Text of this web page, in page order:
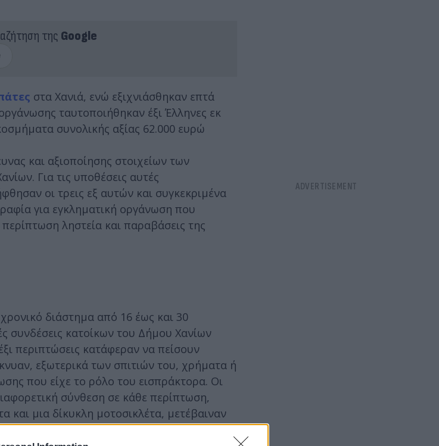
της Google
στα Χανιά, ενώ εξιχνιάσθηκαν επτά
ταυτοποιήθηκαν έξι Έλληνες εκ
συνολικής αξίας 62.000 ευρώ
και αξιοποίησης στοιχείων των
Για τις υποθέσεις αυτές
οι τρεις εξ αυτών και συγκεκριμένα
για εγκληματική οργάνωση που
ληστεία και παραβάσεις της
διάστημα από 16 έως και 30
συνδέσεις κατοίκων του Δήμου Χανίων
περιπτώσεις κατάφεραν να πείσουν
εξωτερικά των σπιτιών του, χρήματα ή
που είχε το ρόλο του εισπράκτορα. Οι
σύνθεση σε κάθε περίπτωση,
μια δίκυκλη μοτοσικλέτα, μετέβαιναν